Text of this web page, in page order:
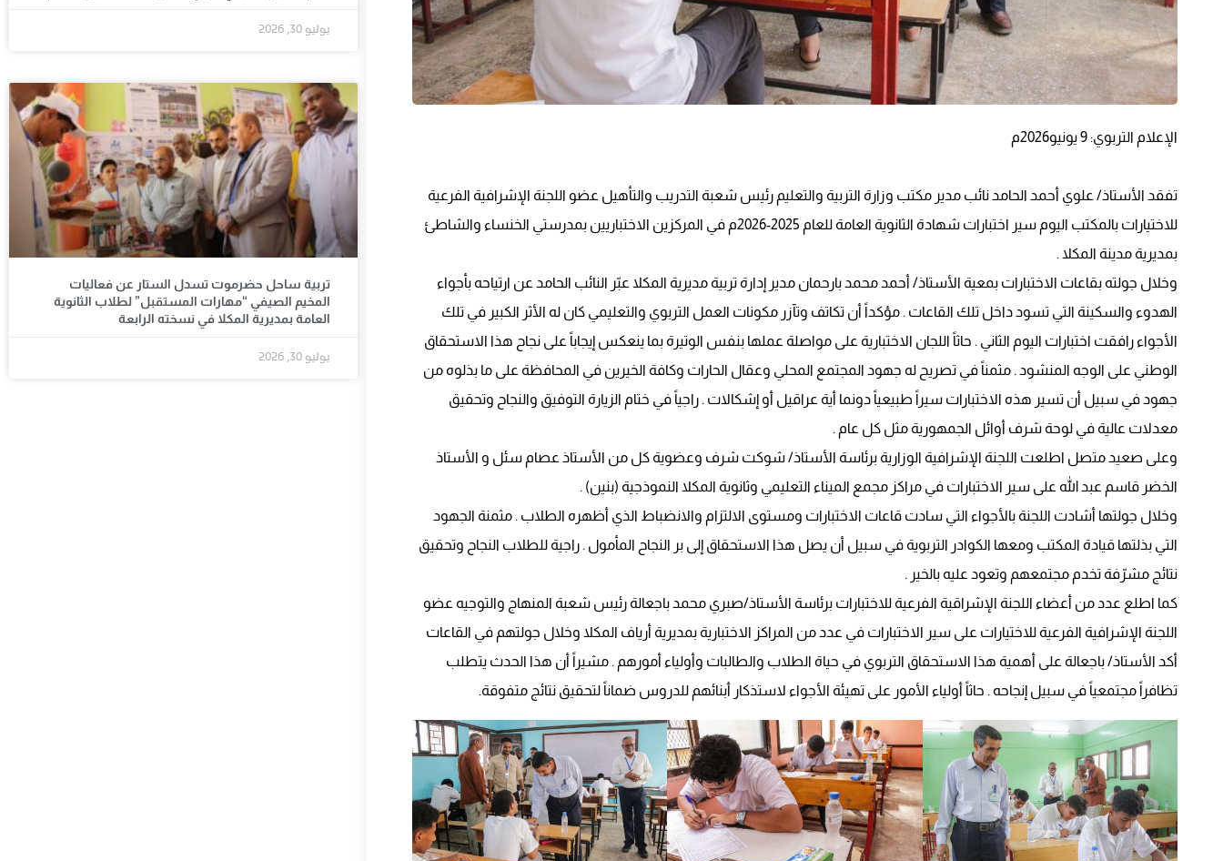
الإعلام التربوي: 9 يونيو2026م
تفقد الأستاذ/ علوي أحمد الحامد نائب مدير مكتب وزارة التربية والتعليم رئيس شعبة التدريب والتأهيل عضو اللجنة الإشرافية الفرعية
للاختيارات بالمكتب اليوم سير اختبارات شهادة الثانوية العامة للعام 2025-2026م في المركزين الاختباريين بمدرستي الخنساء والشاطئ
بمديرية مدينة المكلا .
وخلال جولته بقاعات الاختبارات بمعية الأستاذ/ أحمد محمد بارحمان مدير إدارة تربية مديرية المكلا عبّر النائب الحامد عن ارتياحه بأجواء
الهدوء والسكينة التي تسود داخل تلك القاعات . مؤكداً أن تكاتف وتآزر مكونات العمل التربوي والتعليمي كان له الأثر الكبير في تلك
الأجواء رافقت اختبارات اليوم الثاني . حاثاً اللجان الاختبارية على مواصلة عملها بنفس الوتيرة بما ينعكس إيجاباً على نجاح هذا الاستحقاق
الوطني على الوجه المنشود . مثمناً في تصريح له جهود المجتمع المحلي وعقال الحارات وكافة الخيرين في المحافظة على ما بذلوه من
جهود في سبيل أن تسير هذه الاختبارات سيراً طبيعياً دونما أية عراقيل أو إشكالات . راجياً في ختام الزيارة التوفيق والنجاح وتحقيق
معدلات عالية في لوحة شرف أوائل الجمهورية مثل كل عام .
وعلى صعيد متصل اطلعت اللجنة الإشرافية الوزارية برئاسة الأستاذ/ شوكت شرف وعضوية كل من الأستاذ عصام سئل و الأستاذ
الخضر قاسم عبد الله على سير الاختبارات في مراكز مجمع الميناء التعليمي وثانوية المكلا النموذجية (بنين) .
وخلال جولتها أشادت اللجنة بالأجواء التي سادت قاعات الاختبارات ومستوى الالتزام والانضباط الذي أظهره الطلاب . مثمنة الجهود
التي بذلتها قيادة المكتب ومعها الكوادر التربوية في سبيل أن يصل هذا الاستحقاق إلى بر النجاح المأمول . راجية للطلاب النجاح وتحقيق
نتائج مشرّفة تخدم مجتمعهم وتعود عليه بالخير .
كما اطلع عدد من أعضاء اللجنة الإشراقية الفرعية للاختبارات برئاسة الأستاذ/صبري محمد باجعالة رئيس شعبة المنهاج والتوجيه عضو
اللجنة الإشرافية الفرعية للاختيارات على سير الاختبارات في عدد من المراكز الاختبارية بمديرية أرياف المكلا وخلال جولتهم في القاعات
أكد الأستاذ/ باجعالة على أهمية هذا الاستحقاق التربوي في حياة الطلاب والطالبات وأولياء أمورهم . مشيراً أن هذا الحدث يتطلب
تظافراً مجتمعياً في سبيل إنجاحه . حاثاً أولياء الأمور على تهيئة الأجواء لاستذكار أبنائهم للدروس ضماناً لتحقيق نتائج متفوقة.
يوليو 30, 2026
تربية ساحل حضرموت تسدل الستار عن فعاليات
المخيم الصيفي “مهارات المستقبل” لطلاب الثانوية
العامة بمديرية المكلا في نسخته الرابعة
يوليو 30, 2026